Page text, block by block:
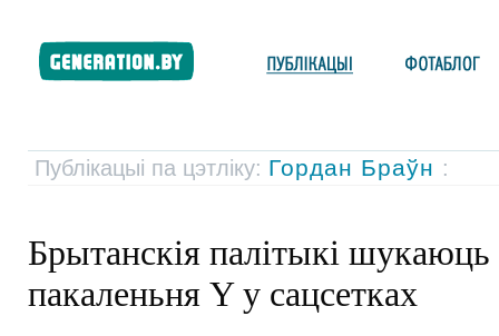
Публікацыі па цэтліку: Гордан Браўн :
Брытанскія палітыкі шукаюць
пакаленьня Y у сацсетках